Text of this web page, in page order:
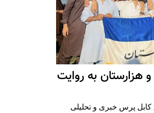
هزارستان به روایت
کابل پرس خبری و تحلیلی